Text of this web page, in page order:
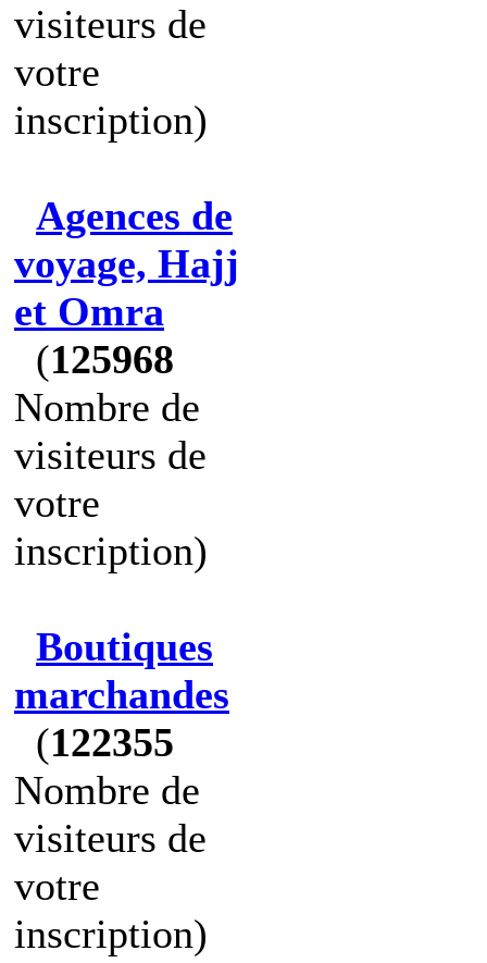
visiteurs de
votre
inscription)
Agences de
voyage, Hajj
et Omra
(125968
Nombre de
visiteurs de
votre
inscription)
Boutiques
marchandes
(122355
Nombre de
visiteurs de
votre
inscription)